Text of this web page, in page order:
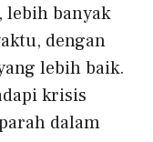
lebih banyak
dengan
lebih baik.
krisis
dalam